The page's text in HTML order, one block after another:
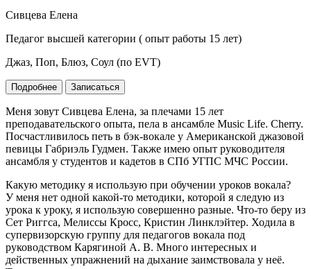
Сивцева Елена
Педагог высшей категории ( опыт работы 15 лет)
Джаз, Поп, Блюз, Соул (по EVT)
Подробнее Записаться
Меня зовут Сивцева Елена, за плечами 15 лет
преподавательского опыта, пела в ансамбле Music Life. Cherry.
Посчастливилось петь в бэк-вокале у Американской джазовой
певицы Габриэль Гудмен. Также имею опыт руководителя
ансамбля у студентов и кадетов в СПб УГПС МЧС России.
Какую методику я использую при обучении уроков вокала?
У меня нет одной какой-то методики, которой я следую из
урока к уроку, я использую совершенно разные. Что-то беру из
Сет Риггса, Мелиссы Кросс, Кристин Линклэйтер. Ходила в
супервизорскую группу для педагогов вокала под
руководством Карягиной А. В. Много интересных и
действенных упражнений на дыхание заимствовала у неё.